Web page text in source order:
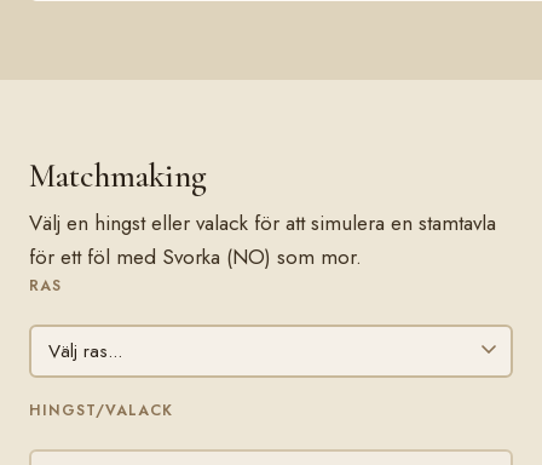
Matchmaking
Välj en hingst eller valack för att simulera en stamtavla
för ett föl med Svorka (NO) som mor.
RAS
HINGST/VALACK